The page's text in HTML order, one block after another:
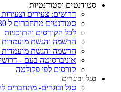
סטודנטים וסטודנטיות
דרושים: צעירים וצעירות
סטודנטים מתחברים ל 20-30
לכל הקורסים והתוכניות
הרשמה והגשת
הרשמה והגשת
אוניברסיטה בעם -
קורסים לפי פקולטה
סגל ובוגרים
סגל ובוגרים-